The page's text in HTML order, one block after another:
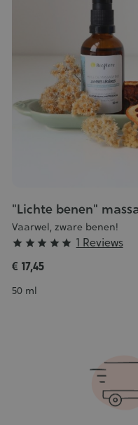
"Lichte benen"
Vaarwel, zware benen!
Grade
5/5
     1 Reviews
€ 17,45
Inhoud
50 ml